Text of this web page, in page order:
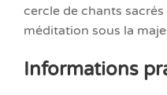
cercle de chants
méditation sous la
Informations